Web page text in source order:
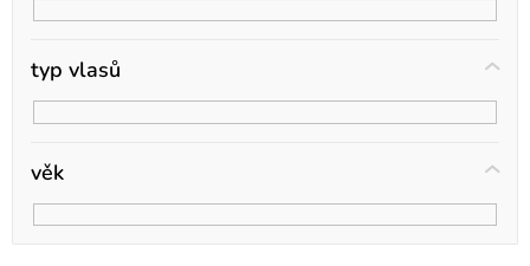
typ vlasů
věk